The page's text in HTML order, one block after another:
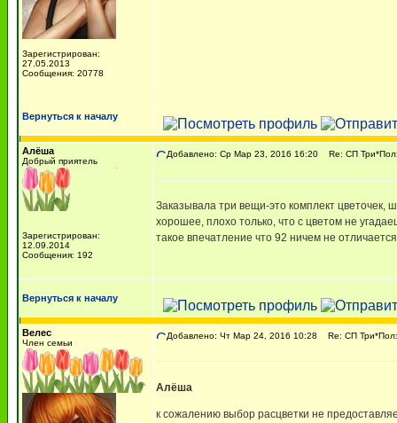
Зарегистрирован:
27.05.2013
Сообщения: 20778
Вернуться к началу
Алёша
Добрый приятель
Зарегистрирован:
12.09.2014
Сообщения: 192
Добавлено: Ср Мар 23, 2016 16:20 Re: СП
Заказывала три вещи-это комплект
хорошее, плохо только, что с цветом не
такое впечатление что 92 ничем не
Вернуться к началу
Велес
Член семьи
Добавлено: Чт Мар 24, 2016 10:28 Re: СП
Алёша
к сожалению выбор расцветки не